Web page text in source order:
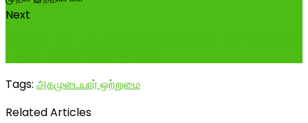
Next
Tags: அகமுடையார் ஒற்றுமை
Related Articles